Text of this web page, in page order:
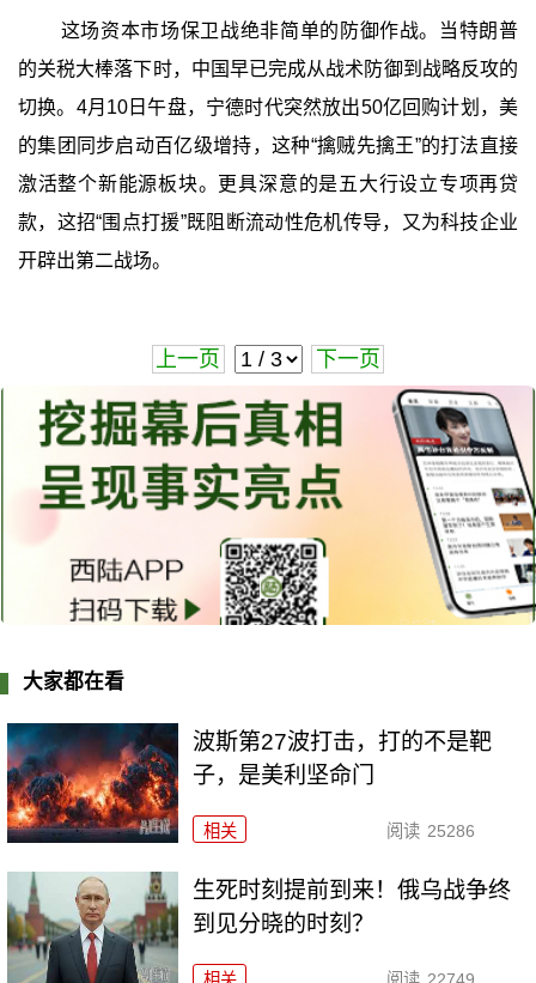
这场资本市场保卫战绝非简单的防御作战。当特朗普
的关税大棒落下时，中国早已完成从战术防御到战略反攻的
切换。4月10日午盘，宁德时代突然放出50亿回购计划，美
的集团同步启动百亿级增持，这种“擒贼先擒王”的打法直接
激活整个新能源板块。更具深意的是五大行设立专项再贷
款，这招“围点打援”既阻断流动性危机传导，又为科技企业
开辟出第二战场。
上一页 下一页
大家都在看
波斯第27波打击，打的不是靶
子，是美利坚命门
相关 阅读 25286
生死时刻提前到来！俄乌战争终
到见分晓的时刻？
相关 阅读 22749